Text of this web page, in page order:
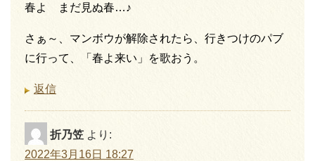
春よ まだ見ぬ春…♪
さぁ～、マンボウが解除されたら、行きつけのパブ
に行って、「春よ来い」を歌おう。
返信
折乃笠 より:
2022年3月16日 18:27